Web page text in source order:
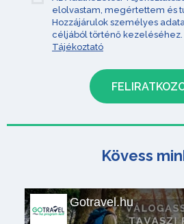
elolvastam, megértettem és
Hozzájárulok személyes
céljából történő kezeléséhez.
Tájékoztató
Kövess
Gotravel.hu